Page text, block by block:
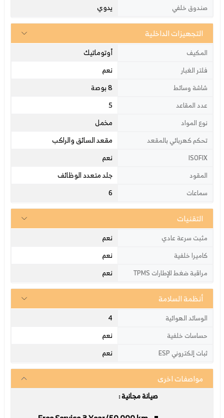
صندوق خلفي يدوي
التجهيزات الداخلية
المكيف أوتوماتيك
فلتر الغبار نعم
شاشة وسائط 8 بوصة
عدد المقاعد 5
نوع المواد مخمل
تحكم كهربائي بالمقعد مقعد السائق والراكب
ISOFIX نعم
المقود جلد متعدد الوظائف
سماعات 6
التقنيات
مثبت سرعة عادي نعم
كاميرا خلفية نعم
مراقبة ضغط الإطارات TPMS نعم
أنظمة السلامة
الوسائد الهوائية 4
حساسات خلفية نعم
ثبات إلكتروني ESP نعم
مواصفات اخرى
صيانة مجانية: